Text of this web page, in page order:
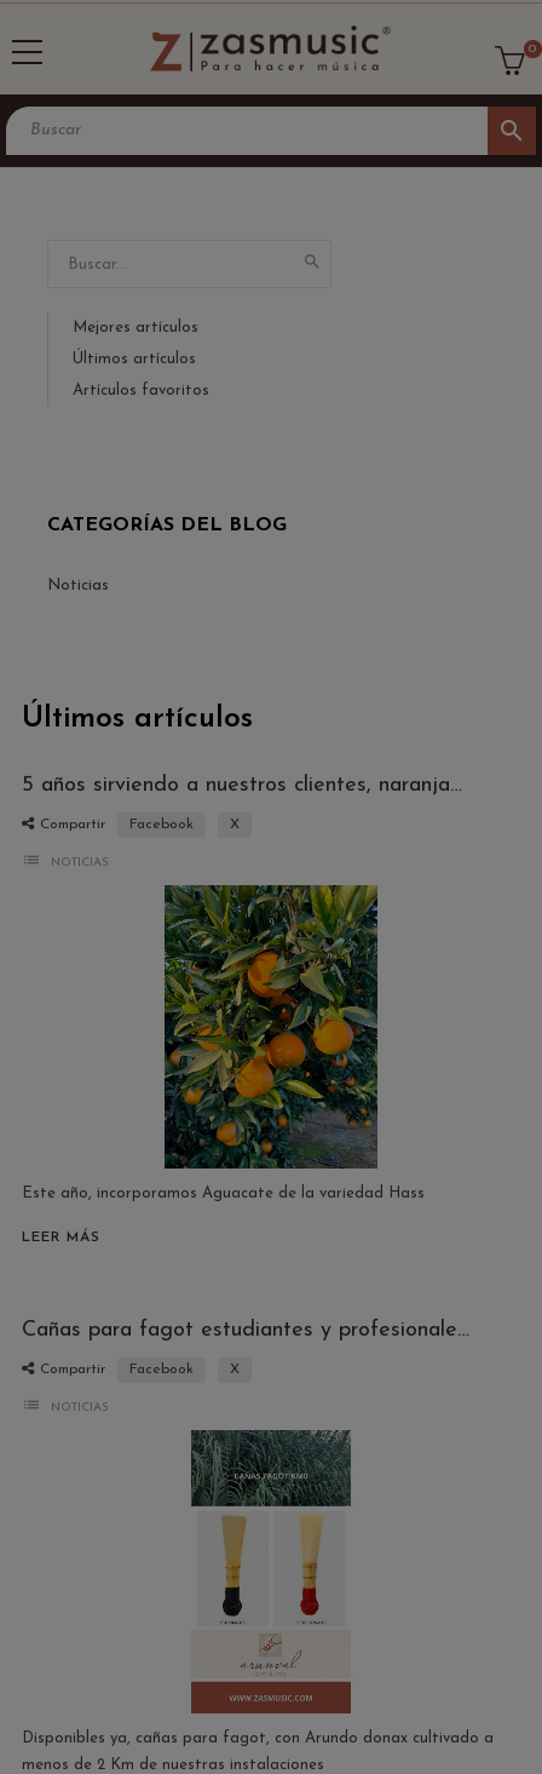
search
0

Mejores artículos
Últimos artículos
Artículos favoritos
CATEGORÍAS DEL BLOG
Noticias
Últimos artículos
5 años sirviendo a nuestros clientes, naranjas directas del árbol
Compartir Facebook X
list NOTICIAS
Este año, incorporamos Aguacate de la variedad Hass
LEER MÁS
Cañas para fagot estudiantes y profesionales Km0
Compartir Facebook X
list NOTICIAS
Disponibles ya, cañas para fagot, con Arundo donax cultivado a
menos de 2 Km de nuestras instalaciones